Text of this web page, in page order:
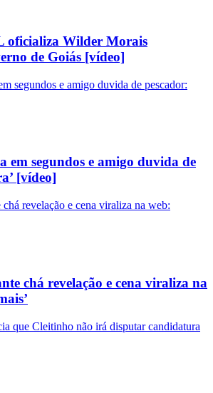
oficializa Wilder Morais
de Goiás [vídeo]
em segundos e amigo duvida de
[vídeo]
chá revelação e cena viraliza na